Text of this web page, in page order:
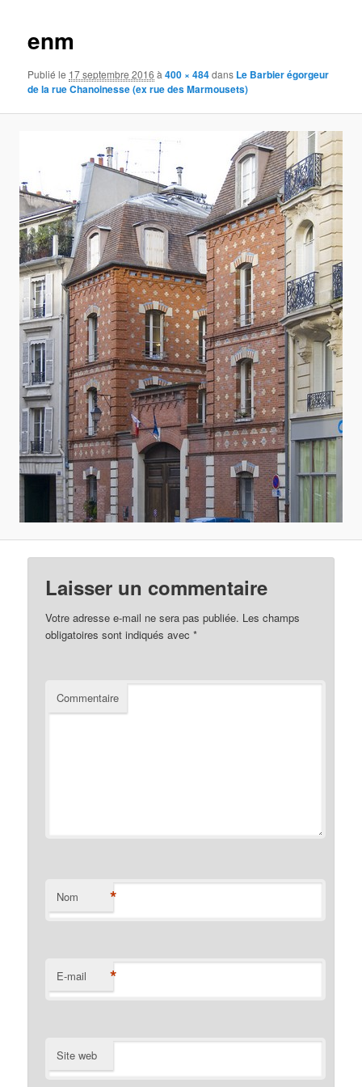
enm
Publié le 17 septembre 2016 à400 × 484dans Le Barbier égorgeur
de la rue Chanoinesse (ex rue des Marmousets)
Laisser un commentaire
Votre adresse e-mail ne sera pas publiée. Les champs
obligatoires sont indiqués avec*
Commentaire
Nom *
E-mail *
Site web